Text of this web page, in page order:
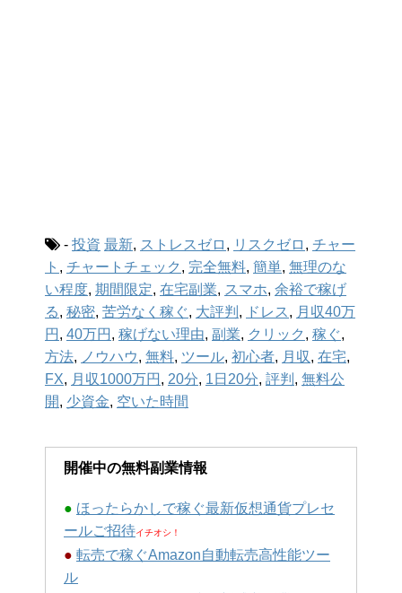
- 投資 最新, ストレスゼロ , リスクゼロ , チャー
ト , チャートチェック , 完全無料, 簡単, 無理のな
い程度, 期間限定, 在宅副業, スマホ, 余裕で稼げ
る, 秘密, 苦労なく稼ぐ, 大評判 , ドレス , 月収40万
円 , 40万円 , 稼げない理由, 副業, クリック , 稼ぐ,
方法, ノウハウ, 無料, ツール, 初心者, 月収, 在宅,
FX, 月収1000万円 , 20分, 1日20分, 評判 , 無料公
開, 少資金, 空いた時間
開催中の無料副業情報
● ほったらかしで稼ぐ最新仮想通貨プレセ
ールご招待イチオシ！
● 転売で稼ぐAmazon自動転売高性能ツー
ル